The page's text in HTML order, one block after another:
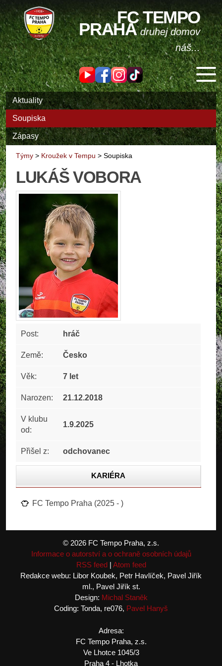
FC TEMPO
PRAHAdruhej domov
náš...
Aktuality
Soupiska
Zápasy
Týmy > Kroužek v Tempu > Soupiska
LUKÁŠ VOBORA
Post: hráč
Země: Česko
Věk: 7 let
Narozen: 21.12.2018
V klubu
od:
1.9.2025
Přišel z: odchovanec
KARIÉRA
FC Tempo Praha (2025 - )
© 2026 FC Tempo Praha, z.s.
Informace o autorství a o ochraně osobních údajů
RSS feed| Atom feed
Redakce webu: Libor Koubek, Petr Havlíček, Pavel Jiřík
ml., Pavel Jiřík st.
Design: Michal Staněk
Coding: Tonda, re076, Pavel Hanyš
Adresa:
FC Tempo Praha, z.s.
Ve Lhotce 1045/3
Praha 4 - Lhotka